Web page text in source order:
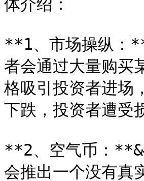
体介绍：
**1、市场操纵：
者会通过大量购买
格吸引投资者进场
下跌，投资者遭受
**2、空气币：
会推出一个没有真